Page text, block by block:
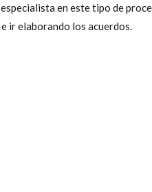
en este tipo de
ir elaborando los acuerdos.